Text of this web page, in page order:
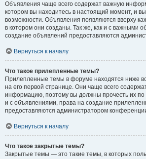
Объявления чаще всего содержат важную
котором вы находитесь в настоящий момент, и
возможности. Объявления появляются вверху
в котором они созданы. Так же, как и с важными
создание объявлений предоставляются
Вернуться к началу
Что такое прилепленные темы?
Прилепленные темы в форуме находятся ниже
на его первой странице. Они чаще всего
информацию, поэтому вы должны прочесть их по
и с объявлениями, права на создание
предоставляются администратором
Вернуться к началу
Что такое закрытые темы?
Закрытые темы — это такие темы, в которых